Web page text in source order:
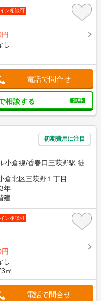
ン相談可
し
電話で問合せ
相談する 無料
初期費用に注目
小倉線/香春口三萩野駅 徒
倉北区三萩野１丁目
年
建
ン相談可
し
㎡
電話で問合せ